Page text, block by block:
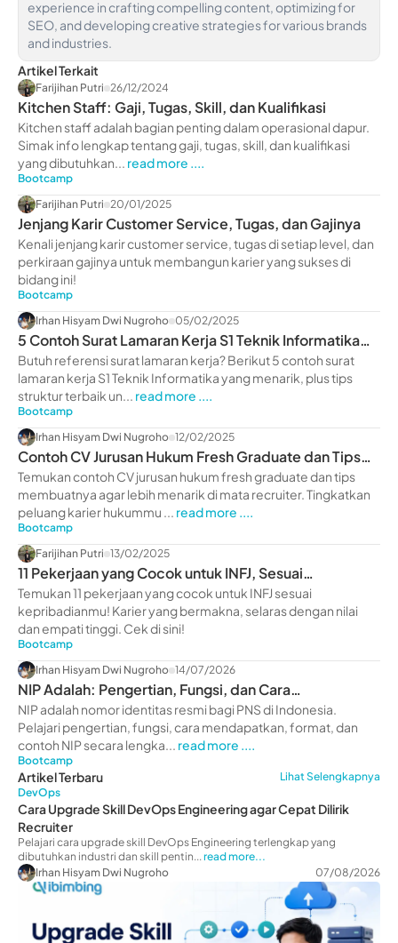
experience in crafting compelling content, optimizing for
SEO, and developing creative strategies for various brands
and industries.
Artikel Terkait
Farijihan Putri 26/12/2024
Kitchen Staff: Gaji, Tugas, Skill, dan Kualifikasi
Kitchen staff adalah bagian penting dalam operasional dapur.
Simak info lengkap tentang gaji, tugas, skill, dan kualifikasi
yang dibutuhkan... read more ....
Bootcamp
Farijihan Putri 20/01/2025
Jenjang Karir Customer Service, Tugas, dan Gajinya
Kenali jenjang karir customer service, tugas di setiap level, dan
perkiraan gajinya untuk membangun karier yang sukses di
bidang ini!
Bootcamp
Irhan Hisyam Dwi Nugroho 05/02/2025
5 Contoh Surat Lamaran Kerja S1 Teknik Informatika
Terbaik
Butuh referensi surat lamaran kerja? Berikut 5 contoh surat
lamaran kerja S1 Teknik Informatika yang menarik, plus tips
struktur terbaik un... read more ....
Bootcamp
Irhan Hisyam Dwi Nugroho 12/02/2025
Contoh CV Jurusan Hukum Fresh Graduate dan Tips
Membuatnya
Temukan contoh CV jurusan hukum fresh graduate dan tips
membuatnya agar lebih menarik di mata recruiter. Tingkatkan
peluang karier hukummu ... read more ....
Bootcamp
Farijihan Putri 13/02/2025
11 Pekerjaan yang Cocok untuk INFJ, Sesuai
Kepribadian!
Temukan 11 pekerjaan yang cocok untuk INFJ sesuai
kepribadianmu! Karier yang bermakna, selaras dengan nilai
dan empati tinggi. Cek di sini!
Bootcamp
Irhan Hisyam Dwi Nugroho 14/07/2026
NIP Adalah: Pengertian, Fungsi, dan Cara
Mendapatkannya
NIP adalah nomor identitas resmi bagi PNS di Indonesia.
Pelajari pengertian, fungsi, cara mendapatkan, format, dan
contoh NIP secara lengka... read more ....
Bootcamp
Artikel Terbaru
Lihat Selengkapnya
DevOps
Cara Upgrade Skill DevOps Engineering agar Cepat Dilirik
Recruiter
Pelajari cara upgrade skill DevOps Engineering terlengkap yang
dibutuhkan industri dan skill pentin...read more...
Irhan Hisyam Dwi Nugroho
07/08/2026